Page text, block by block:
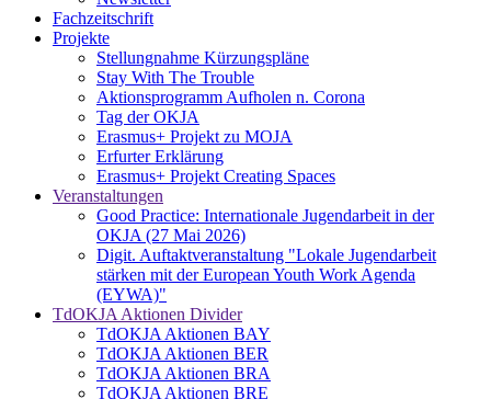
Fachzeitschrift
Projekte
Stellungnahme Kürzungspläne
Stay With The Trouble
Aktionsprogramm Aufholen n. Corona
Tag der OKJA
Erasmus+ Projekt zu MOJA
Erfurter Erklärung
Erasmus+ Projekt Creating Spaces
Veranstaltungen
Good Practice: Internationale Jugendarbeit in der
OKJA (27 Mai 2026)
Digit. Auftaktveranstaltung "Lokale Jugendarbeit
stärken mit der European Youth Work Agenda
(EYWA)"
TdOKJA Aktionen Divider
TdOKJA Aktionen BAY
TdOKJA Aktionen BER
TdOKJA Aktionen BRA
TdOKJA Aktionen BRE